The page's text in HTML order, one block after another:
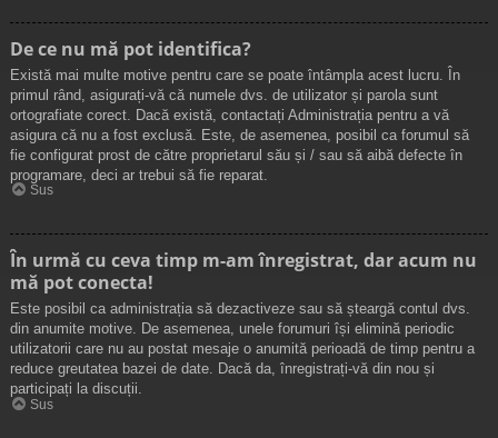
De ce nu mă pot identifica?
Există mai multe motive pentru care se poate întâmpla acest lucru. În
primul rând, asigurați-vă că numele dvs. de utilizator și parola sunt
ortografiate corect. Dacă există, contactați Administrația pentru a vă
asigura că nu a fost exclusă. Este, de asemenea, posibil ca forumul să
fie configurat prost de către proprietarul său și / sau să aibă defecte în
programare, deci ar trebui să fie reparat.
Sus
În urmă cu ceva timp m-am înregistrat, dar acum nu
mă pot conecta!
Este posibil ca administrația să dezactiveze sau să șteargă contul dvs.
din anumite motive. De asemenea, unele forumuri își elimină periodic
utilizatorii care nu au postat mesaje o anumită perioadă de timp pentru a
reduce greutatea bazei de date. Dacă da, înregistrați-vă din nou și
participați la discuții.
Sus